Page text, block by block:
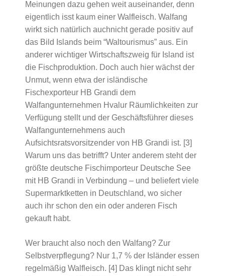
Meinungen dazu gehen weit auseinander, denn
eigentlich isst kaum einer Walfleisch. Walfang
wirkt sich natürlich auchnicht gerade positiv auf
das Bild Islands beim “Waltourismus” aus. Ein
anderer wichtiger Wirtschaftszweig für Island ist
die Fischproduktion. Doch auch hier wächst der
Unmut, wenn etwa der isländische
Fischexporteur HB Grandi dem
Walfangunternehmen Hvalur Räumlichkeiten zur
Verfügung stellt und der Geschäftsführer dieses
Walfangunternehmens auch
Aufsichtsratsvorsitzender von HB Grandi ist. [3]
Warum uns das betrifft? Unter anderem steht der
größte deutsche Fischimporteur Deutsche See
mit HB Grandi in Verbindung – und beliefert viele
Supermarktketten in Deutschland, wo sicher
auch ihr schon den ein oder anderen Fisch
gekauft habt.
Wer braucht also noch den Walfang? Zur
Selbstverpflegung? Nur 1,7 % der Isländer essen
regelmäßig Walfleisch. [4] Das klingt nicht sehr